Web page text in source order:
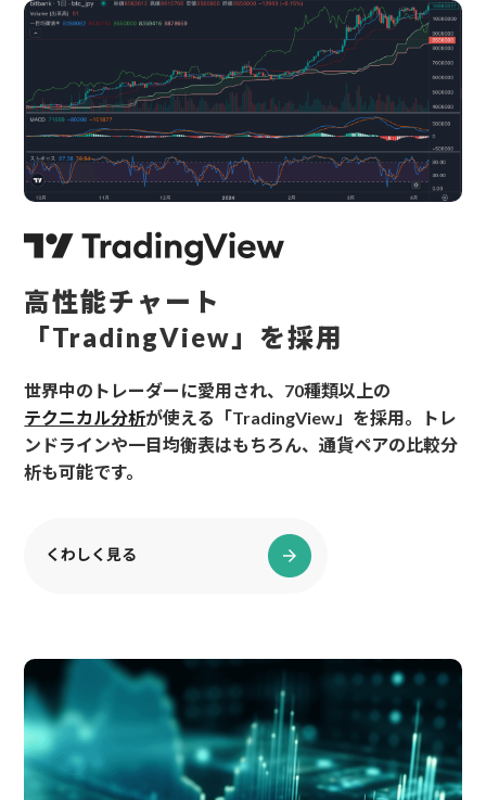
高性能チャート
「TradingView」を採用
世界中のトレーダーに愛用され、70種類以上の
テクニカル分析が使える「TradingView」を採用。トレ
ンドラインや一目均衡表はもちろん、通貨ペアの比較分
析も可能です。
くわしく見る